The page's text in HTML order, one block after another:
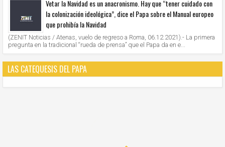
Vetar la Navidad es un anacronismo. Hay que “tener cuidado con
la colonización ideológica”, dice el Papa sobre el Manual europeo
que prohibía la Navidad
(ZENIT Noticias / Atenas, vuelo de regreso a Roma, 06.12.2021).- La primera
pregunta en la tradicional “rueda de prensa” que el Papa da en e...
LAS CATEQUESIS DEL PAPA